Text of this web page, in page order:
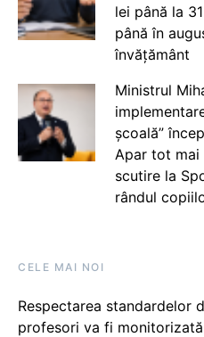
lei până la
până în
învățământ
Ministrul
școală”
Apar tot mai
scutire la
rândul
CELE MAI NOI
Respectarea standardelor
profesori va fi